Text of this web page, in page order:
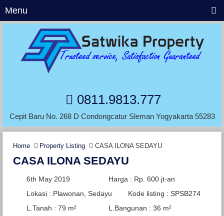
Menu
0811.9813.777
Cepit Baru No. 268 D Condongcatur Sleman Yogyakarta 55283
Home Property Listing CASA ILONA SEDAYU
CASA ILONA SEDAYU
6th May 2019
Harga : Rp. 600 jt-an
Lokasi : Plawonan, Sedayu
Kode listing : SPSB274
L.Tanah : 79 m²
L.Bangunan : 36 m²